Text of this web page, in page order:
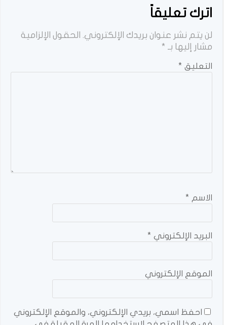
اترك تعليقاً
لن يتم نشر عنوان بريدك الإلكتروني. الحقول الإلزامية
مشار إليها بـ *
التعليق *
الاسم *
البريد الإلكتروني *
الموقع الإلكتروني
احفظ اسمي، بريدي الإلكتروني، والموقع الإلكتروني